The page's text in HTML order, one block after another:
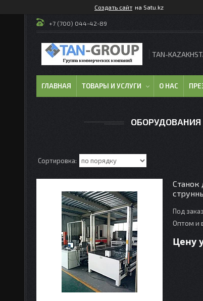
Создать сайт на Satu.kz
+7 (700) 044-42-89
TAN-
ГЛАВНАЯ ТОВАРЫ И УСЛУГИ О НАС
Станок
Под заказ
Оптом и
Цену